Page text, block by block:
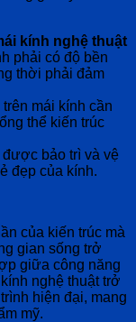
kính nghệ thuật
phải có độ bền
thời phải đảm
mái kính cần
thể kiến trúc
được bảo trì và vệ
đẹp của kính.
của kiến trúc mà
gian sống trở
giữa công năng
nghệ thuật trở
hiện đại, mang
mỹ.